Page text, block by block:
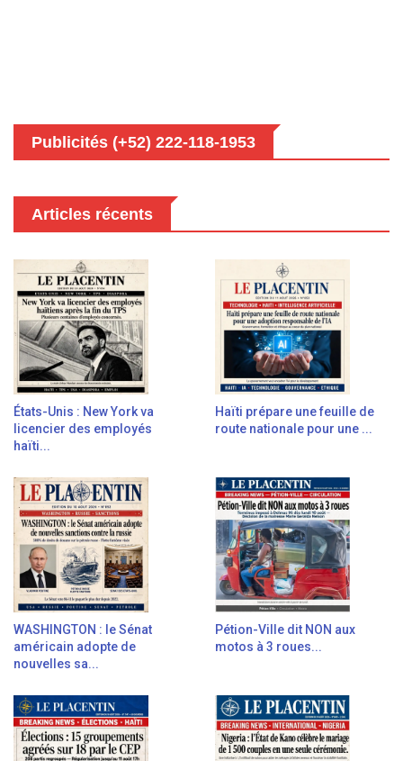
Publicités (+52) 222-118-1953
Articles récents
États-Unis : New York va
licencier des employés
haïti...
Haïti prépare une feuille de
route nationale pour une ...
WASHINGTON : le Sénat
américain adopte de
nouvelles sa...
Pétion-Ville dit NON aux
motos à 3 roues...